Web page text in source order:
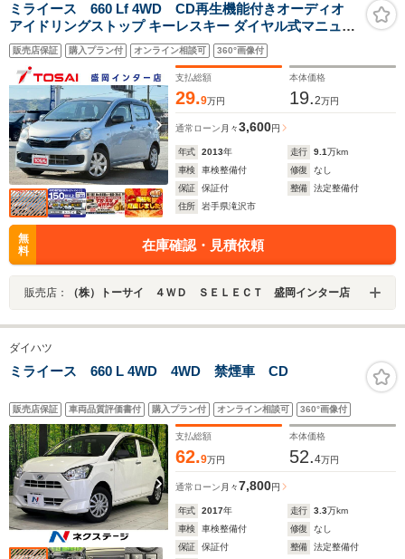
ミライース 660 Lf 4WD CD再生機能付きオーディオ
アイドリングストップ キーレスキー ダイヤル式マニュア
ルエアコン ヘッドライトレベライザー バニティミラー 冬
タイヤ車載
販売店保証 購入プラン付 オンライン相談可 360°画像付
支払総額
29.9万円
本体価格
19.2万円
通常ローン 月々3,600円
年式 2013年 走行 9.1万km
車検
車検整備付 修復
なし
保証
保証付 整備
法定整備付
住所
岩手県滝沢市
無
料
在庫確認・見積依頼
販売店： （株）トーサイ ４ＷＤ ＳＥＬＥＣＴ 盛岡インター店
ダイハツ
ミライース 660 L 4WD 4WD 禁煙車 CD
販売店保証 車両品質評価書付 購入プラン付 オンライン相談可 360°画像付
支払総額
62.9万円
本体価格
52.4万円
通常ローン 月々7,800円
年式 2017年 走行 3.3万km
車検
車検整備付 修復
なし
保証
保証付 整備
法定整備付